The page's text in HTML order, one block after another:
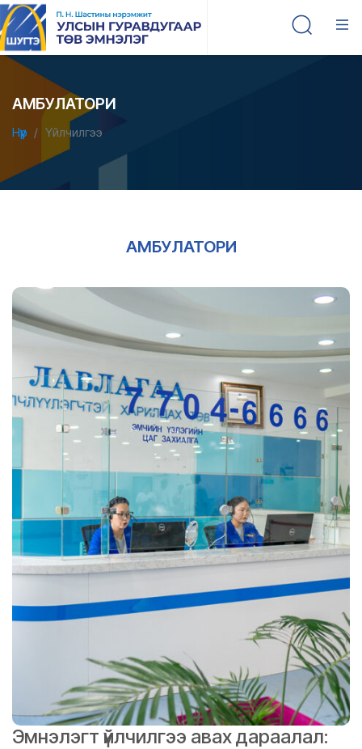
АМБУЛАТОРИ
Нүүр Үйлчилгээ
АМБУЛАТОРИ
Эмнэлэгт үйлчилгээ авах дараалал: